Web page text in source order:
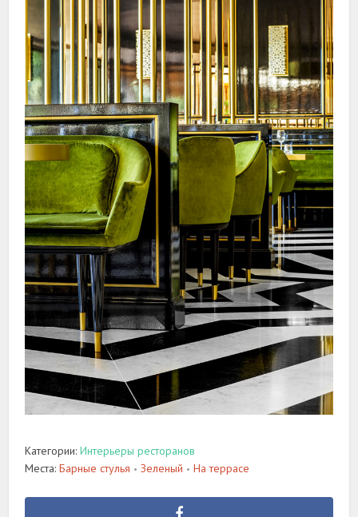
Категории:Интерьеры ресторанов
Места:Барные стулья • Зеленый • На террасе